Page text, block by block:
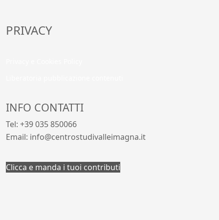
PRIVACY
INFO CONTATTI
Tel: +39 035 850066
Email: info@centrostudivalleimagna.it
Clicca e manda i tuoi contributi